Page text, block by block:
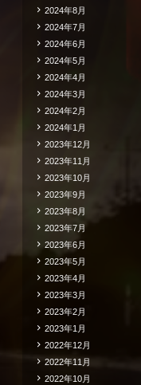
2024年8月
2024年7月
2024年6月
2024年5月
2024年4月
2024年3月
2024年2月
2024年1月
2023年12月
2023年11月
2023年10月
2023年9月
2023年8月
2023年7月
2023年6月
2023年5月
2023年4月
2023年3月
2023年2月
2023年1月
2022年12月
2022年11月
2022年10月